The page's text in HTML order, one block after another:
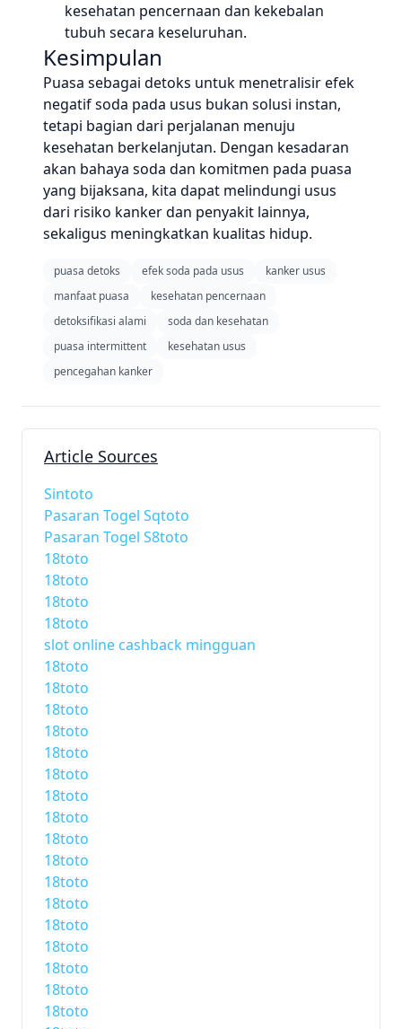
kesehatan pencernaan dan kekebalan
tubuh secara keseluruhan.
Kesimpulan
Puasa sebagai detoks untuk menetralisir efek
negatif soda pada usus bukan solusi instan,
tetapi bagian dari perjalanan menuju
kesehatan berkelanjutan. Dengan kesadaran
akan bahaya soda dan komitmen pada puasa
yang bijaksana, kita dapat melindungi usus
dari risiko kanker dan penyakit lainnya,
sekaligus meningkatkan kualitas hidup.
puasa detoks efek soda pada usus
kanker usus
manfaat puasa
kesehatan pencernaan
detoksifikasi alami
soda dan kesehatan
puasa intermittent
kesehatan usus
pencegahan kanker
Article Sources
Sintoto
Pasaran Togel Sqtoto
Pasaran Togel S8toto
18toto
18toto
18toto
18toto
slot online cashback mingguan
18toto
18toto
18toto
18toto
18toto
18toto
18toto
18toto
18toto
18toto
18toto
18toto
18toto
18toto
18toto
18toto
18toto